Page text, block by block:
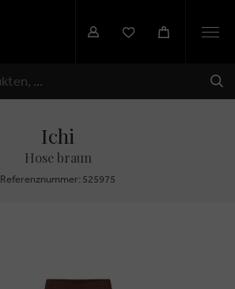
Ichi
Hose braun
Referenznummer: 525975